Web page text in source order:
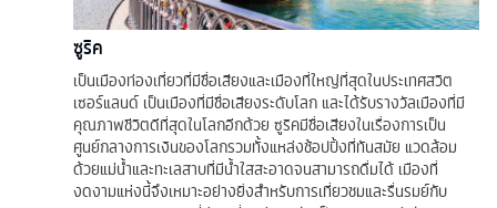
ซูริค
เป็นเมืองท่องเที่ยวที่มีชื่อเสียงและเมืองที่ใหญ่ที่สุดในประเทศสวิต
เซอร์แลนด์ เป็นเมืองที่มีชื่อเสียงระดับโลก และได้รับรางวัลเมืองที่มี
คุณภาพชีวิตดีที่สุดในโลกอีกด้วย ซูริคมีชื่อเสียงในเรื่องการเป็น
ศูนย์กลางการเงินของโลกรวมทั้งแหล่งช้อปปิ้งที่ทันสมัย แวดล้อม
ด้วยแม่น้ำและทะเลสาบที่มีน้ำใสสะอาดจนสามารถดื่มได้ เมืองที่
งดงามแห่งนี้จึงเหมาะอย่างยิ่งสำหรับการเที่ยวชมและรื่นรมย์กับ